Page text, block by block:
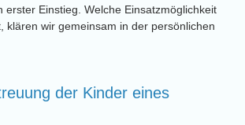
erster Einstieg. Welche Einsatzmöglichkeit
klären wir gemeinsam in der persönlichen
der Kinder eines